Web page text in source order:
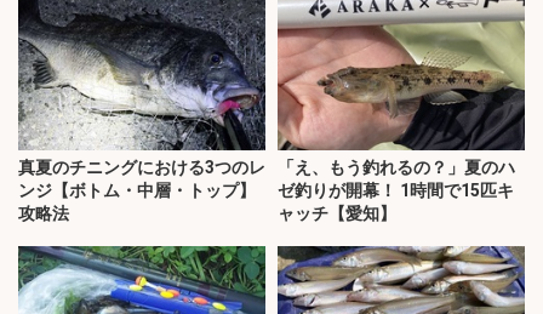
真夏のチニングにおける3つのレ
ンジ【ボトム・中層・トップ】
攻略法
「え、もう釣れるの？」夏のハ
ゼ釣りが開幕！ 1時間で15匹キ
ャッチ【愛知】